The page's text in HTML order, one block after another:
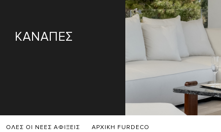
PROJECTS
ΚΑΝΑΠΕΣ
ΟΛΕΣ ΟΙ ΝΕΕΣ ΑΦΙΞΕΙΣ ΑΡΧΙΚΗ FURDECO